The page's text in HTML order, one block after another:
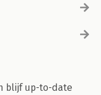
blijf up-to-date